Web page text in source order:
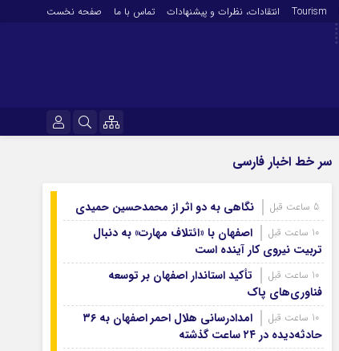
Tourism انتقادات‌، نظرات و پیشنهادات تماس با ما صفحه نخست
رمز عبور
مرا به خاطر بسپار
آرشیو ۱۴۰۵
آرشیو ۱۴۰۴
آرشیو ۱۴۰۳
آرشیو ۱۴۰۱
آرشیو ۱۴۰۰
سر خط اخبار فارسی
نگاهی به دو اثر از محمدحسین حمیدی
اصفهان با «ائتلاف مهارت» به دنبال
تربیت نیروی کار آینده است
تأکید استاندار اصفهان بر توسعه
فناوری‌های پاک
امدادرسانی هلال احمر اصفهان به ۳۶
حادثه‌دیده در ۲۴ ساعت گذشته